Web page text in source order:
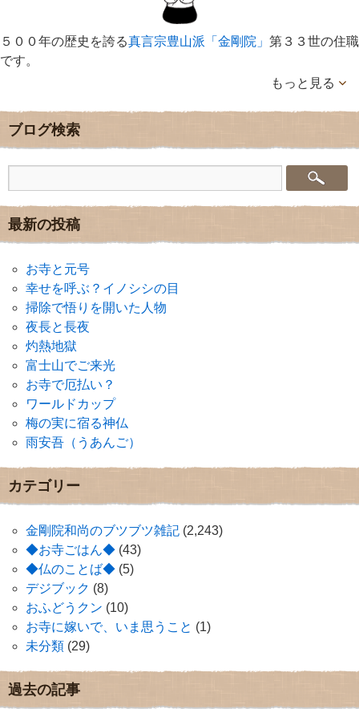
５００年の歴史を誇る真言宗豊山派「金剛院」 第３３世の住職
です。
もっと見る
ブログ検索
最新の投稿
お寺と元号
幸せを呼ぶ？イノシシの目
掃除で悟りを開いた人物
夜長と長夜
灼熱地獄
富士山でご来光
お寺で厄払い？
ワールドカップ
梅の実に宿る神仏
雨安吾（うあんご）
カテゴリー
金剛院和尚のブツブツ雑記 (2,243)
◆お寺ごはん◆ (43)
◆仏のことば◆ (5)
デジブック (8)
おふどうクン (10)
お寺に嫁いで、いま思うこと (1)
未分類 (29)
過去の記事